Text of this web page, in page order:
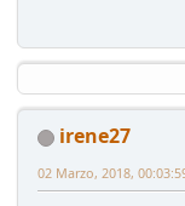
irene27
02 Marzo, 2018,